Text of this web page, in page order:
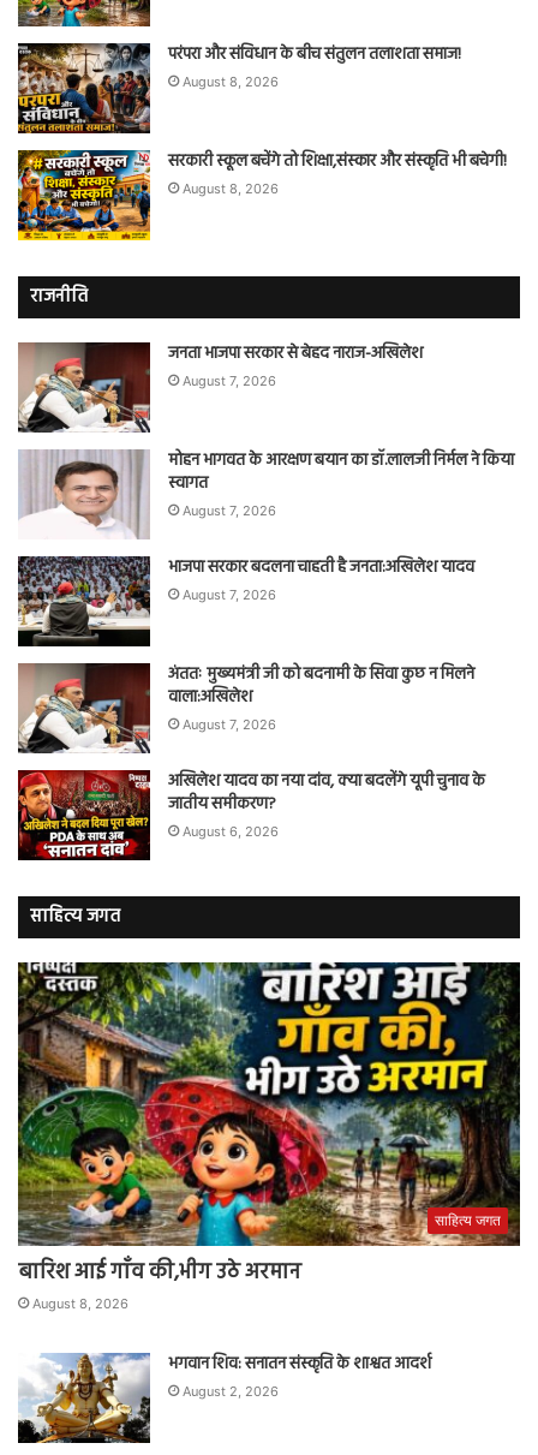
परंपरा और संविधान के बीच संतुलन तलाशता समाज!
August 8, 2026
सरकारी स्कूल बचेंगे तो शिक्षा,संस्कार और संस्कृति भी बचेगी!
August 8, 2026
राजनीति
जनता भाजपा सरकार से बेहद नाराज-अखिलेश
August 7, 2026
मोहन भागवत के आरक्षण बयान का डॉ.लालजी निर्मल ने किया
स्वागत
August 7, 2026
भाजपा सरकार बदलना चाहती है जनता:अखिलेश यादव
August 7, 2026
अंततः मुख्यमंत्री जी को बदनामी के सिवा कुछ न मिलने
वाला:अखिलेश
August 7, 2026
अखिलेश यादव का नया दांव, क्या बदलेंगे यूपी चुनाव के
जातीय समीकरण?
August 6, 2026
साहित्य जगत
साहित्य जगत
बारिश आई गाँव की,भीग उठे अरमान
August 8, 2026
भगवान शिव: सनातन संस्कृति के शाश्वत आदर्श
August 2, 2026